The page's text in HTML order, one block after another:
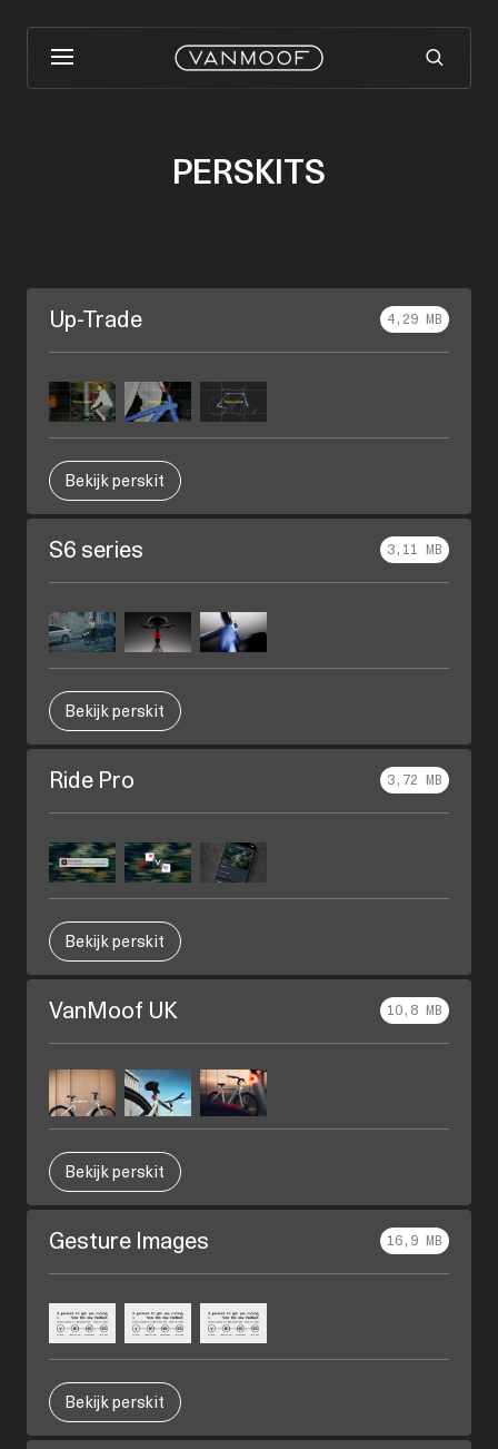
PERSKITS
Up-Trade 4,29 MB
Bekijk perskit
S6 series 3,11 MB
Bekijk perskit
Ride Pro 3,72 MB
Bekijk perskit
VanMoof UK 10,8 MB
Bekijk perskit
Gesture Images 16,9 MB
Bekijk perskit